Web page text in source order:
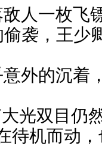
人一枚飞
袭，王少
外的沉着
光双目仍
待机而动